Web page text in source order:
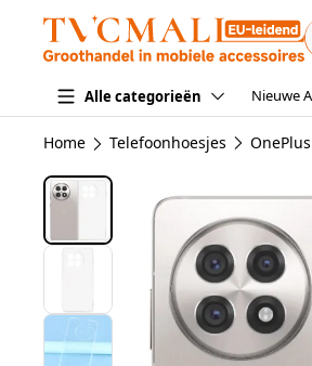
Alle categorieën Nieuwe
Home Telefoonhoesjes